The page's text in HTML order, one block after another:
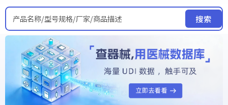
产品名称/型号规格/厂家/商品描述 搜索